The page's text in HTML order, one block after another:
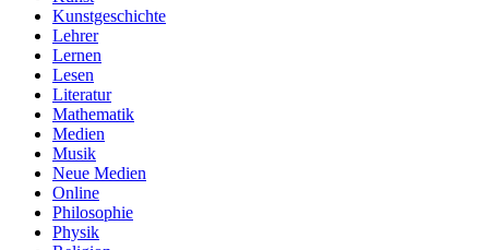
Kunstgeschichte
Lehrer
Lernen
Lesen
Literatur
Mathematik
Medien
Musik
Neue Medien
Online
Philosophie
Physik